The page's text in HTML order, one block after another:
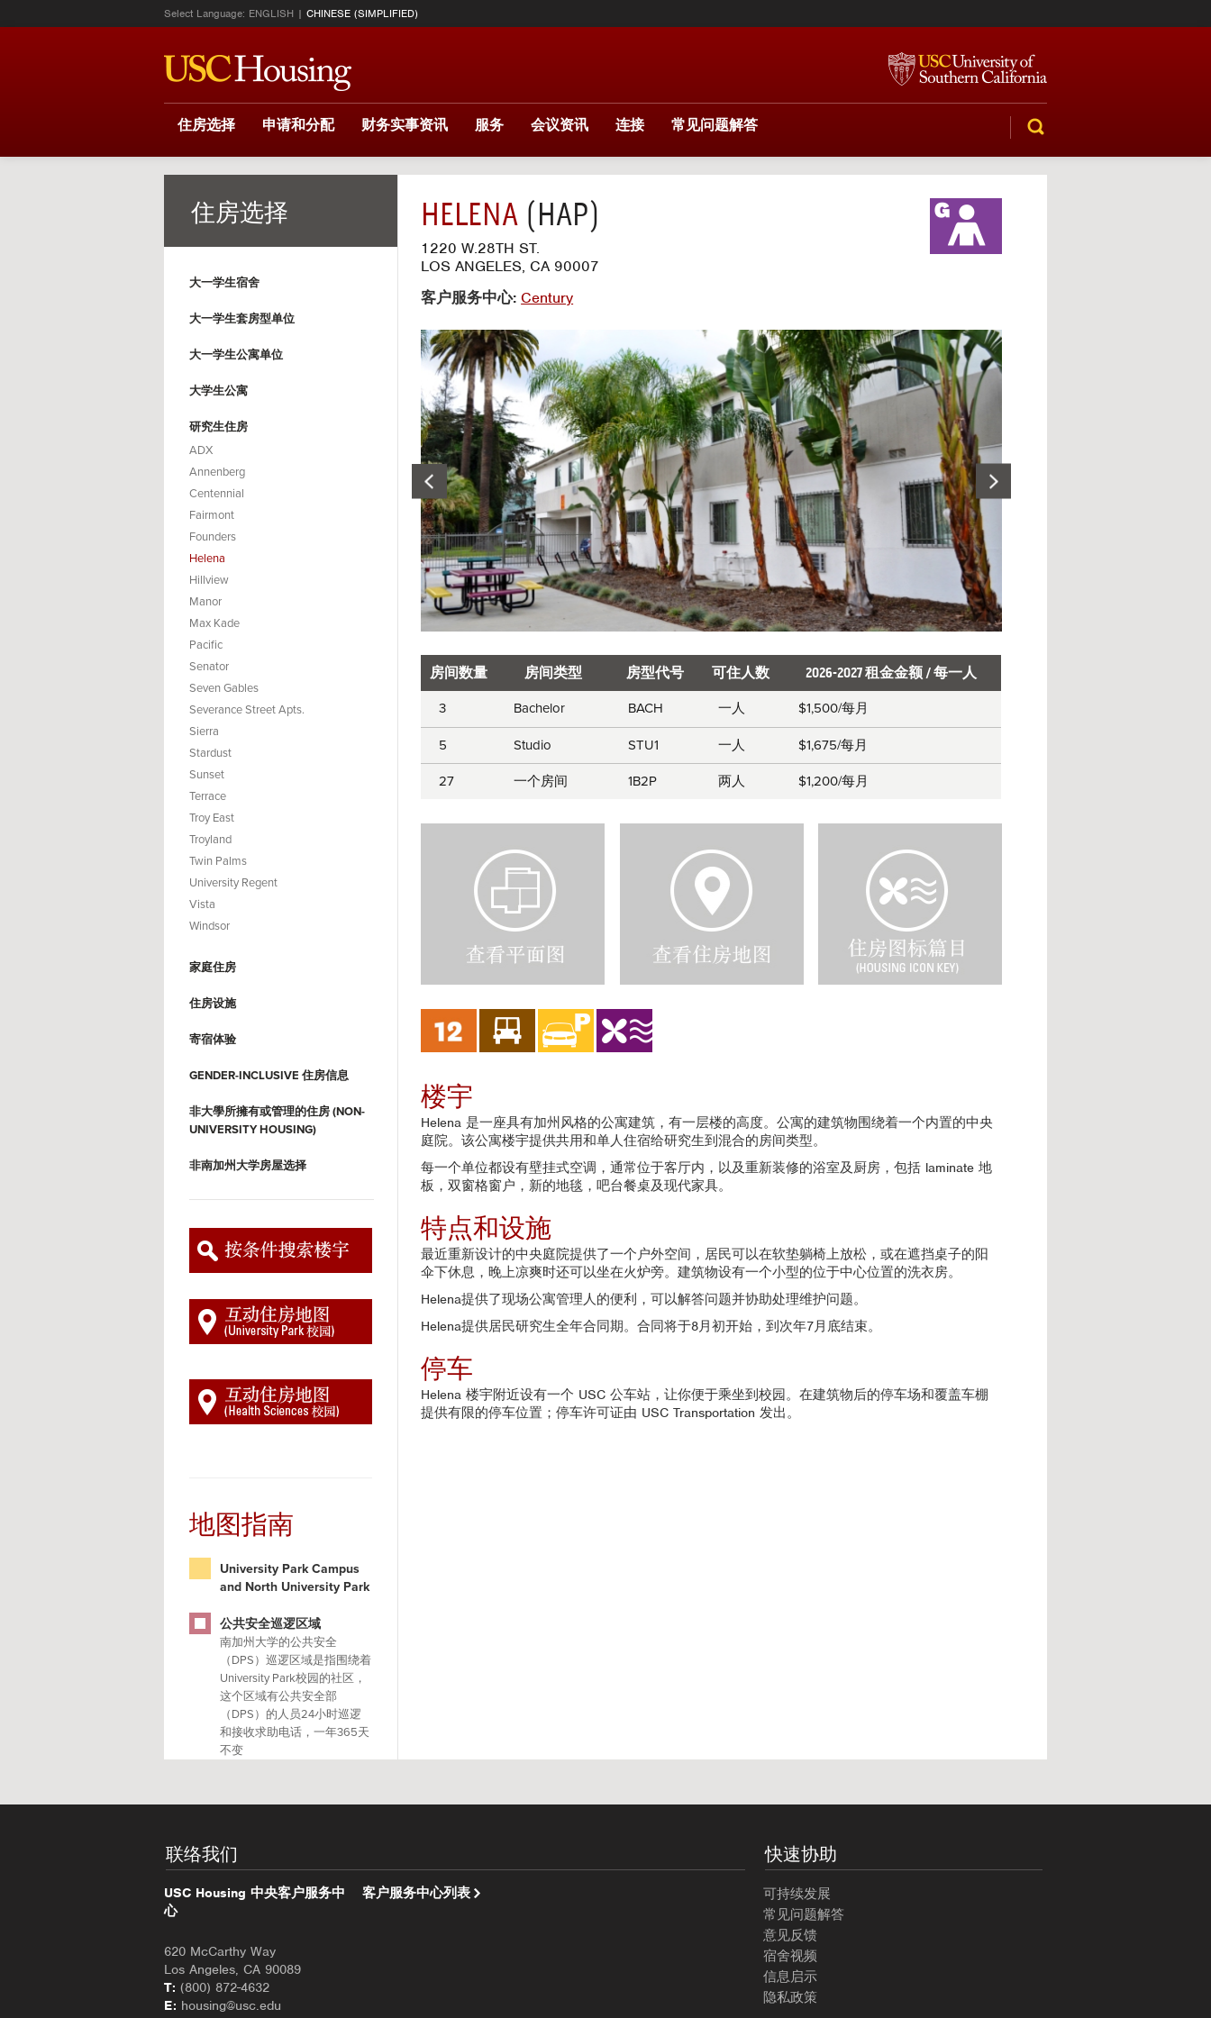
Select Language: ENGLISH CHINESE (SIMPLIFIED)
住房选择 申请和分配 财务实事资讯 服务 会议资讯 连接
常见问题解答
SEARCH
住房选择
大一学生宿舍
大一学生套房型单位
大一学生公寓单位
大学生公寓
研究生住房
ADX
Annenberg
Centennial
Fairmont
Founders
Helena
Hillview
Manor
Max Kade
Pacific
Senator
Seven Gables
Severance Street Apts.
Sierra
Stardust
Sunset
Terrace
Troy East
Troyland
Twin Palms
University Regent
Vista
Windsor
家庭住房
住房设施
寄宿体验
GENDER-INCLUSIVE 住房信息
非大學所擁有或管理的住房 (NON-
UNIVERSITY HOUSING)
非南加州大学房屋选择
地图指南
University Park Campus
and North University Park
公共安全巡逻区域
南加州大学的公共安全
（DPS）巡逻区域是指围绕着
University Park校园的社区，
这个区域有公共安全部
（DPS）的人员24小时巡逻
和接收求助电话，一年365天
不变
HELENA (HAP)
1220 W.28TH ST.
LOS ANGELES, CA 90007
客户服务中心: Century
Room
information
房间数量 房间类型 房型代号 可住人数 2026-2027 租金金额 / 每一人
3 Bachelor BACH 一人 $1,500/每月
5 Studio STU1 一人 $1,675/每月
27 一个房间 1B2P 两人 $1,200/每月
o
P
l
a
s
o
u
s
n
g
M
n
g
I
楼宇
Helena 是一座具有加州风格的公寓建筑，有一层楼的高度。公寓的建筑物围绕着一个内置的中央
庭院。该公寓楼宇提供共用和单人住宿给研究生到混合的房间类型。
每一个单位都设有壁挂式空调，通常位于客厅内，以及重新装修的浴室及厨房，包括 laminate 地
板，双窗格窗户，新的地毯，吧台餐桌及现代家具。
特点和设施
最近重新设计的中央庭院提供了一个户外空间，居民可以在软垫躺椅上放松，或在遮挡桌子的阳
伞下休息，晚上凉爽时还可以坐在火炉旁。建筑物设有一个小型的位于中心位置的洗衣房。
Helena提供了现场公寓管理人的便利，可以解答问题并协助处理维护问题。
Helena提供居民研究生全年合同期。合同将于8月初开始，到次年7月底结束。
停车
Helena 楼宇附近设有一个 USC 公车站，让你便于乘坐到校园。在建筑物后的停车场和覆盖车棚
提供有限的停车位置；停车许可证由 USC Transportation 发出。
联络我们
USC Housing 中央客户服务中
心
620 McCarthy Way
Los Angeles, CA 90089
T: (800) 872-4632
E: housing@usc.edu
客户服务中心列表
快速协助
可持续发展
常见问题解答
意见反馈
宿舍视频
信息启示
隐私政策